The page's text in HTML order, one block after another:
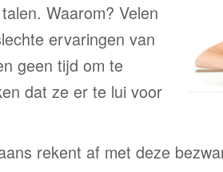
Waarom? Velen
ervaringen van
geen tijd om te
dat ze er te lui voor
rekent af met deze